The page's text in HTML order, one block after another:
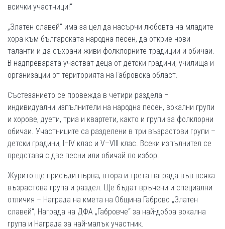
всички участници!“
„Златен славей“ има за цел да насърчи любовта на младите
хора към българската народна песен, да открие нови
таланти и да съхрани живи фолклорните традиции и обичаи.
В надпреварата участват деца от детски градини, училища и
организации от територията на Габровска област.
Състезанието се провежда в четири раздела –
индивидуални изпълнители на народна песен, вокални групи
и хорове, дуети, триа и квартети, както и групи за фолклорни
обичаи. Участниците са разделени в три възрастови групи –
детски градини, І–ІV клас и V–VІІІ клас. Всеки изпълнител се
представя с две песни или обичай по избор.
Журито ще присъди първа, втора и трета награда във всяка
възрастова група и раздел. Ще бъдат връчени и специални
отличия – Награда на кмета на Община Габрово „Златен
славей“, Награда на ДФА „Габровче“ за най-добра вокална
група и Награда за най-малък участник.